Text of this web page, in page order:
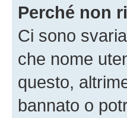
Perché non
Ci sono
che nome
questo,
bannato o